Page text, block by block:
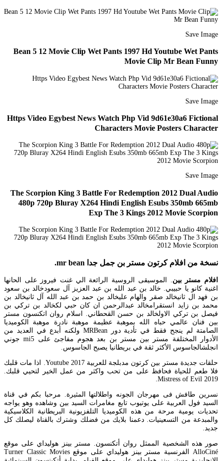
Save Image
Bean 5 12 Movie Clip Wet Pants 1997 Hd Youtube Wet Pants
Movie Clip Mr Bean Funny
Save Image
Https Video Egybest News Watch Php Vid 9d61e30a6 Fictional
Characters Movie Posters Character
Save Image
The Scorpion King 3 Battle For Redemption 2012 Dual Audio
480p 720p Bluray X264 Hindi English Esubs 350mb 665mb
Exp The 3 Kings 2012 Movie Scorpion
نسخة من افلام كرتون مستر بن جمل جدا mr bean.
افلام مستر بين . الموسيقى الروسية الرائعة الي غنت فيروز على الحانها
اغنية كانو يا حبيبي. خالد بن عبد الله بن عبد العزيز آل سعودخالد بن سعود
بن فهد ال ثانيخالد صقر والهام عليخالد بن حمد بن عبد الله آل ثانيخالد بن
محمد بن زايد انستقرامخالد عبدالرحمن ان كان حبي لكخالد بن تركي بن
فيصل بن تركي الاولخالد بن حسن القحطاني. اسلام روان اتكنسون مستر
بين فنان عالمي حباه الله بموهبة عظيمة موهبة نادرة موهبة الكوميديا
الصامتة لم ينجح فقط في تأدية دور MRBean ولكنه أبدع في العديد من
الأدوار المختلفة مستر بين مستر بن بعد هجوم مفاجئ على mi5 جوني
انجلشالجاسوس الأكثر ثقة في بريطانيا يصبح الجاسوس.
حلقات جديدة مستر بين كرتون مدبلجة للعربية 2017 Youtube. اذا مات قلبك
فلا طعم للحياة فحافظ على من تحب واكثر من عمل الخير لتحيي قلبك.
Mistress of Evil 2019.
نسرين طافش فى مهرجان الجونه واطلالتها المثيرة. مرحبا بكم في قناة
السيد فول العربية على يوتيوب تابع مغامرات السيد بين وشاهده وهو يواجه
تحديات يومية مرحة من هذه الكوميديا التلفزيونية البريطانية الكلاسيكية
والمبدعة من التسعينيات. دعمنا بلايك من فضلك وشترك بالقناة ليصلك كل
جديد.
صور هذه الشخصية الممثل روان أتكنسون. مستر بينز هوليداي على موقع
AlloCiné الفرنسية مستر بينز هوليداي على موقع Turner Classic Movies